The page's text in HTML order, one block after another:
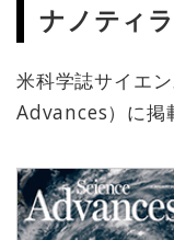
ナノティ
米科学誌サイエ
Advances）に掲